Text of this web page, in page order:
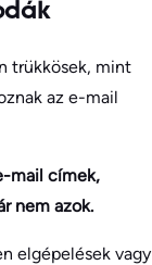
trükkösek, mint
az e-mail
mail címek,
nem azok.
elgépelések vagy